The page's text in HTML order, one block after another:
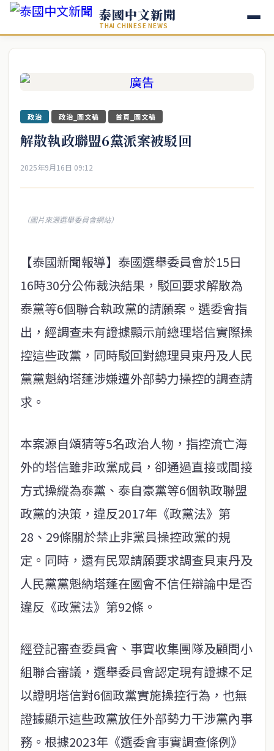
泰國中文新聞
THAI CHINESE NEWS
政治 政治_圖文稿 首頁_圖文稿
解散執政聯盟6黨派案被駁回
2025年9月16日 09:12
（圖片來源選舉委員會網站）
【泰國新聞報導】泰國選舉委員會於15日
16時30分公佈裁決結果，駁回要求解散為
泰黨等6個聯合執政黨的請願案。選委會指
出，經調查未有證據顯示前總理塔信實際操
控這些政黨，同時駁回對總理貝東丹及人民
黨黨魁納塔蓬涉嫌遭外部勢力操控的調查請
求。
本案源自頌猜等5名政治人物，指控流亡海
外的塔信雖非政黨成員，卻通過直接或間接
方式操縱為泰黨、泰自豪黨等6個執政聯盟
政黨的決策，違反2017年《政黨法》第
28、29條關於禁止非黨員操控政黨的規
定。同時，還有民眾請願要求調查貝東丹及
人民黨黨魁納塔蓬在國會不信任辯論中是否
違反《政黨法》第92條。
經登記審查委員會、事實收集團隊及顧問小
組聯合審議，選舉委員會認定現有證據不足
以證明塔信對6個政黨實施操控行為，也無
證據顯示這些政黨放任外部勢力干涉黨內事
務。根據2023年《選委會事實調查條例》